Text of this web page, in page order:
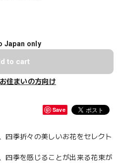
Japan only
to cart
住まいの方向け
Save
四季折々の美しいお花をセレクト
四季を感じることが出来る花束が